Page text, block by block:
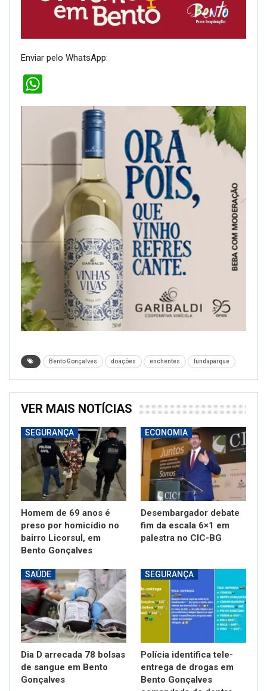
Enviar pelo WhatsApp:
Bento Gonçalves doações enchentes fundaparque
VER MAIS NOTÍCIAS
SEGURANÇA
Homem de 69 anos é
preso por homicídio no
bairro Licorsul, em
Bento Gonçalves
ECONOMIA
Desembargador debate
fim da escala 6×1 em
palestra no CIC-BG
SAÚDE
Dia D arrecada 78 bolsas
de sangue em Bento
Gonçalves
SEGURANÇA
Polícia identifica tele-
entrega de drogas em
Bento Gonçalves